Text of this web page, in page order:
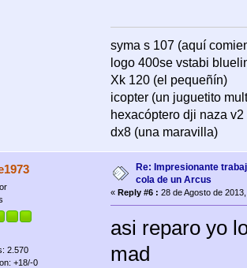
syma s 107 (aquí
logo 400se vstabi
Xk 120 (el pequeñín)
icopter (un juguetito
hexacóptero dji naza
dx8 (una maravilla)
2.570
+18/-0
Re: Impresionante
cola de un Arcus
« Reply #6 : 28 de Agosto de
asi reparo yo
mad